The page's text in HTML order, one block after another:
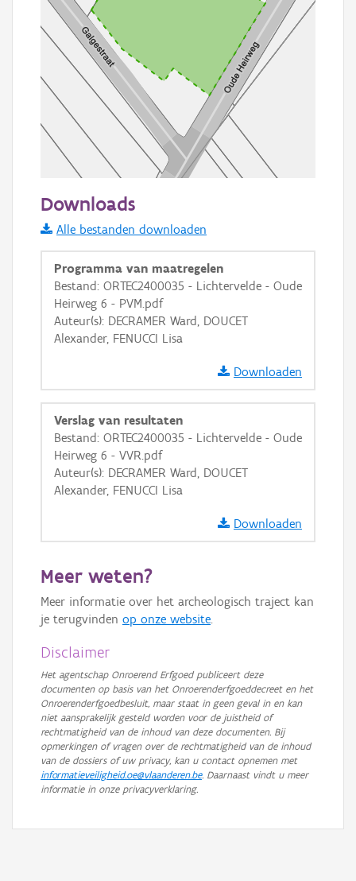
Informatie Vlaanderen
i
+ −
Basis Lagen
OSM-Basiskaart
Ortho
Downloads
Alle bestanden downloaden
Programma van maatregelen
Bestand: ORTEC2400035 - Lichtervelde - Oude
Heirweg 6 - PVM.pdf
Auteur(s): DECRAMER Ward, DOUCET
Alexander, FENUCCI Lisa
Downloaden
Verslag van resultaten
Bestand: ORTEC2400035 - Lichtervelde - Oude
Heirweg 6 - VVR.pdf
Auteur(s): DECRAMER Ward, DOUCET
Alexander, FENUCCI Lisa
Downloaden
Meer weten?
Meer informatie over het archeologisch traject kan
je terugvinden op onze website.
Disclaimer
Het agentschap Onroerend Erfgoed publiceert deze
documenten op basis van het Onroerenderfgoeddecreet en het
Onroerenderfgoedbesluit, maar staat in geen geval in en kan
niet aansprakelijk gesteld worden voor de juistheid of
rechtmatigheid van de inhoud van deze documenten. Bij
opmerkingen of vragen over de rechtmatigheid van de inhoud
van de dossiers of uw privacy, kan u contact opnemen met
informatieveiligheid.oe@vlaanderen.be. Daarnaast vindt u meer
informatie in onze privacyverklaring.